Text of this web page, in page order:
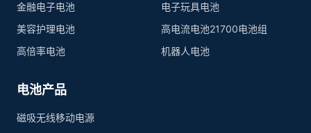
金融电子电池
电子玩具电池
美容护理电池
高电流电池21700电池组
高倍率电池
机器人电池
电池产品
磁吸无线移动电源